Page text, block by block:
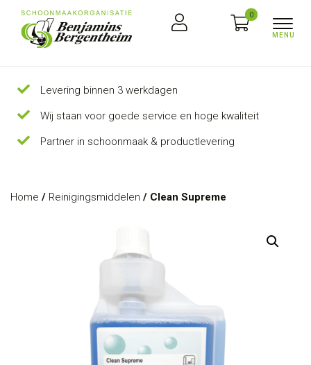
0
Levering binnen 3 werkdagen
Wij staan voor goede service en hoge kwaliteit
Partner in schoonmaak & productlevering
Home / Reinigingsmiddelen / Clean Supreme